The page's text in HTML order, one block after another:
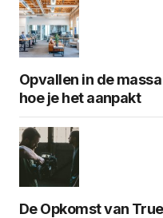
Opvallen in de
hoe je het aanpakt
De Opkomst van